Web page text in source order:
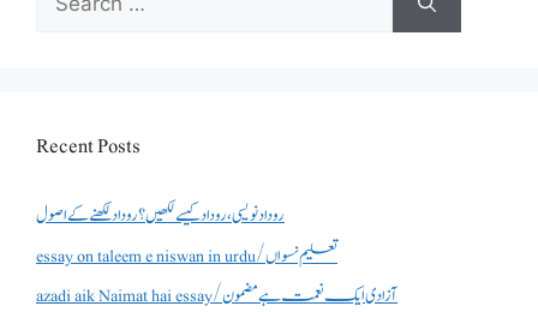
for:
Recent Posts
روداد نویسی ،روداد کیسے لکھیں؟ روداد لکھنے کے اصول
essay on taleem e niswan in urdu/تعلیم نسواں
azadi aik Naimat hai essay/آزادی ایک نعمت ہے مضمون